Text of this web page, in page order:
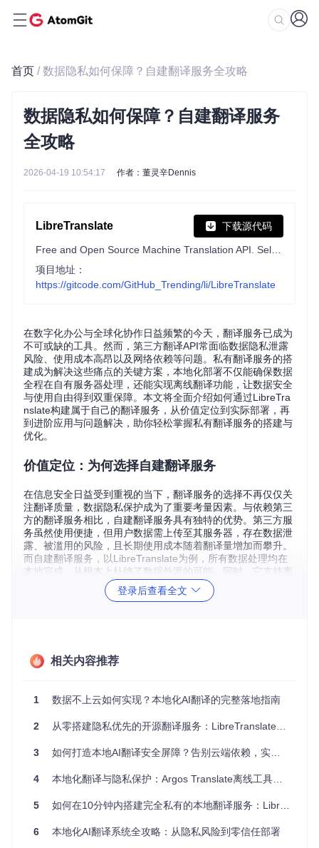
首页 / 数据隐私如何保障？自建翻译服务全攻略
数据隐私如何保障？自建翻译服务
全攻略
2026-04-19 10:54:17 作者：董灵辛Dennis
LibreTranslate 下载源代码
项目地址：
https://gitcode.com/GitHub_Trending/li/LibreTranslate
在数字化办公与全球化协作日益频繁的今天，翻译服务已成为
不可或缺的工具。然而，第三方翻译API常面临数据隐私泄露
风险、使用成本高昂以及网络依赖等问题。私有翻译服务的搭
建成为解决这些痛点的关键方案，本地化部署不仅能确保数据
全程在自有服务器处理，还能实现离线翻译功能，让数据安全
与使用自由得到双重保障。本文将全面介绍如何通过LibreTra
nslate构建属于自己的翻译服务，从价值定位到实际部署，再
到进阶应用与问题解决，助你轻松掌握私有翻译服务的搭建与
优化。
价值定位：为何选择自建翻译服务
在信息安全日益受到重视的当下，翻译服务的选择不再仅仅关
注翻译质量，数据隐私保护成为了重要考量因素。与依赖第三
方的翻译服务相比，自建翻译服务具有独特的优势。第三方服
务虽然使用便捷，但用户数据需上传至其服务器，存在数据泄
露、被滥用的风险，且长期使用成本随着翻译量增加而攀升。
而自建翻译服务，以LibreTranslate为例，所有数据处理均在
本地完成，从根本上杜绝了数据外泄的可能。同时，它支持离
线工作，在没有网络连接的环境下依然能提供稳定的翻译服
务，这对于网络条件不稳定或有严格网络隔离要求的场景尤为
比，它具有部署简单、资源占用相对较低、社区活跃等特点。
变。
场景化部署：不同用户的最优搭建方案
个人用户：3步完成轻量级翻译服务搭建
对于个人用户而言，追求的是简单、快速地拥有一个可用的翻
程变得异常轻松。
🔧操作步骤：
登录后查看全文
相关内容推荐
1 数据不上云如何实现？本地化AI翻译的完整落地指南
2 从零搭建隐私优先的开源翻译服务：LibreTranslate全攻略
3 如何打造本地AI翻译安全屏障？告别云端依赖，实现数据自由掌控
4 本地化翻译与隐私保护：Argos Translate离线工具全攻略
5 如何在10分钟内搭建完全私有的本地翻译服务：LibreTranslate全攻略
6 本地化AI翻译系统全攻略：从隐私风险到零信任部署